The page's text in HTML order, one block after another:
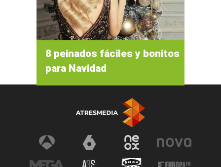
8 peinados fáciles y bonitos
para Navidad